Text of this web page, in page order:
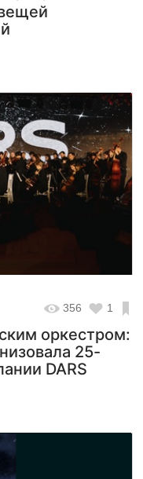
356 1
оркестром:
25-
DARS